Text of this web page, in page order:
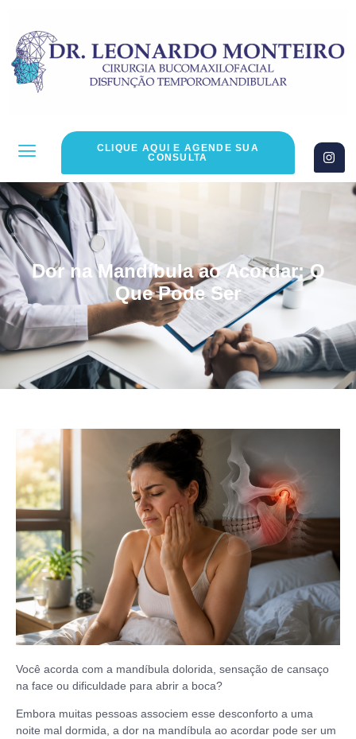
CLIQUE AQUI E AGENDE SUA
CONSULTA
Dor na Mandíbula ao Acordar: O
Que Pode Ser
Você acorda com a mandíbula dolorida, sensação de cansaço
na face ou dificuldade para abrir a boca?
Embora muitas pessoas associem esse desconforto a uma
noite mal dormida, a dor na mandíbula ao acordar pode ser um